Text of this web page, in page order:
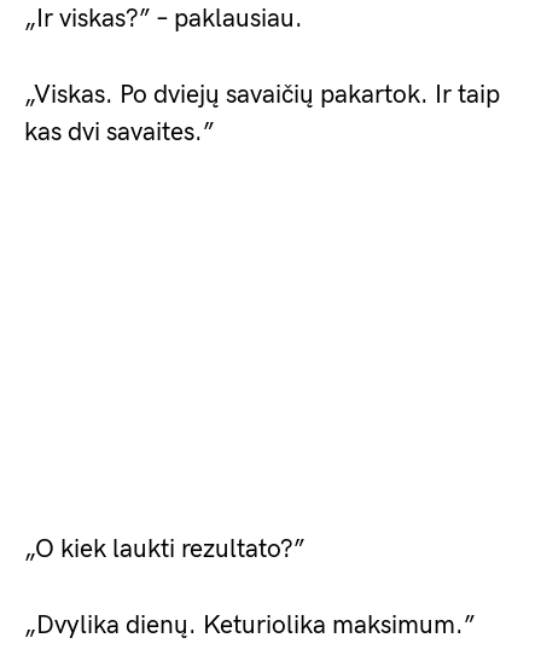
„Ir viskas?” – paklausiau.
„Viskas. Po dviejų savaičių pakartok. Ir taip
kas dvi savaites.”
„O kiek laukti rezultato?”
„Dvylika dienų. Keturiolika maksimum.”